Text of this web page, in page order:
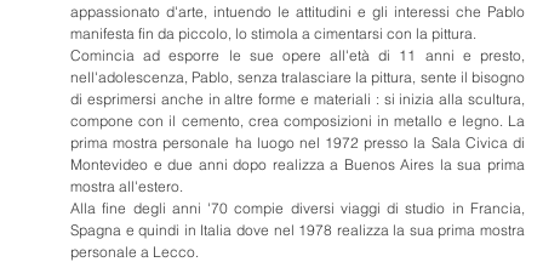
appassionato d'arte, intuendo le attitudini e gli interessi che Pablo
manifesta fin da piccolo, lo stimola a cimentarsi con la pittura.
Comincia ad esporre le sue opere all'età di 11 anni e presto,
nell'adolescenza, Pablo, senza tralasciare la pittura, sente il bisogno
di esprimersi anche in altre forme e materiali : si inizia alla scultura,
compone con il cemento, crea composizioni in metallo e legno. La
prima mostra personale ha luogo nel 1972 presso la Sala Civica di
Montevideo e due anni dopo realizza a Buenos Aires la sua prima
mostra all'estero.
Alla fine degli anni '70 compie diversi viaggi di studio in Francia,
Spagna e quindi in Italia dove nel 1978 realizza la sua prima mostra
personale a Lecco.